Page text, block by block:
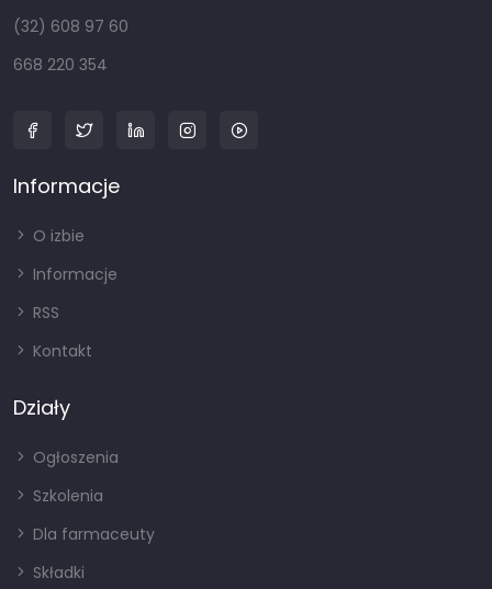
(32) 608 97 60
668 220 354
Informacje
O izbie
Informacje
RSS
Kontakt
Działy
Ogłoszenia
Szkolenia
Dla farmaceuty
Składki